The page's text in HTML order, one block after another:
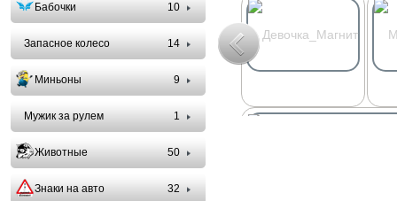
Бабочки 10
Запасное колесо 14
Миньоны 9
Мужик за рулем 1
Животные 50
Знаки на авто 32